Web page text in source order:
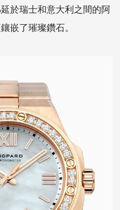
於瑞士和意大利之間的阿
嵌了璀璨鑽石。